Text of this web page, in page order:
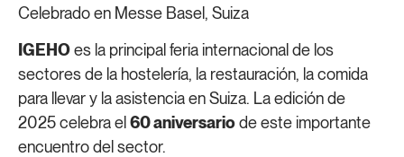
Celebrado en Messe Basel, Suiza
IGEHOes la principal feria internacional de los
sectores de la hostelería, la restauración, la comida
para llevar y la asistencia en Suiza. La edición de
2025 celebra el 60 aniversariode este importante
encuentro del sector.